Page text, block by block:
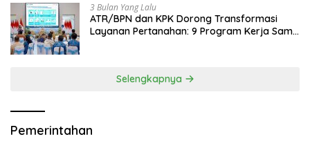
3 Bulan Yang Lalu
ATR/BPN dan KPK Dorong Transformasi
Layanan Pertanahan: 9 Program Kerja Sama
Selengkapnya
Pemerintahan